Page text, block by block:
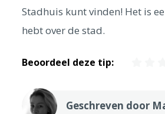
Stadhuis kunt vinden! Het is
hebt over de stad.
Beoordeel deze tip:
Geschreven door